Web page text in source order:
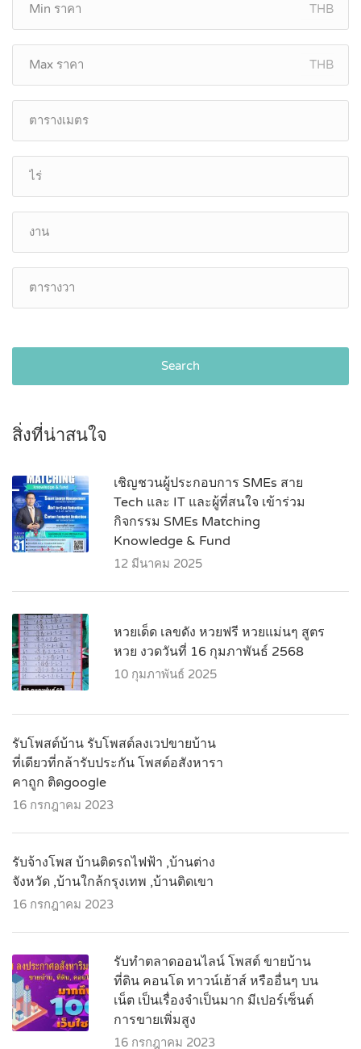
THB
THB
Search
สิ่งที่น่าสนใจ
เชิญชวนผู้ประกอบการ SMEs สาย
Tech และ IT และผู้ที่สนใจ เข้าร่วม
กิจกรรม SMEs Matching
Knowledge & Fund
12 มีนาคม 2025
หวยเด็ด เลขดัง หวยฟรี หวยแม่นๆ สูตร
หวย งวดวันที่ 16 กุมภาพันธ์ 2568
10 กุมภาพันธ์ 2025
รับโพสต์บ้าน รับโพสต์ลงเวปขายบ้าน
ที่เดียวที่กล้ารับประกัน โพสต์อสังหารา
คาถูก ติดgoogle
16 กรกฎาคม 2023
รับจ้างโพส บ้านติดรถไฟฟ้า ,บ้านต่าง
จังหวัด ,บ้านใกล้กรุงเทพ ,บ้านติดเขา
16 กรกฎาคม 2023
รับทำตลาดออนไลน์ โพสต์ ขายบ้าน
ที่ดิน คอนโด ทาวน์เฮ้าส์ หรืออื่นๆ บน
เน็ต เป็นเรื่องจำเป็นมาก มีเปอร์เซ็นต์
การขายเพิ่มสูง
16 กรกฎาคม 2023